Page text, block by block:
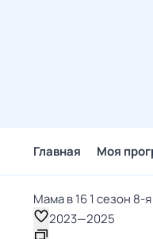
Главная Моя
Мама в 16 1 сезон 8-
2023—2025